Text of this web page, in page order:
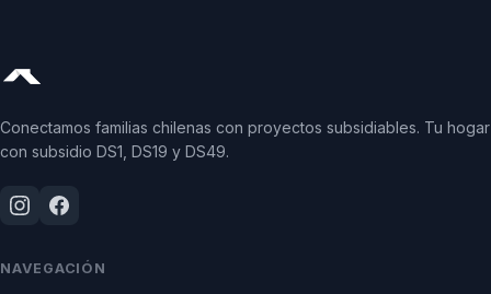
Conectamos familias chilenas con proyectos subsidiables. Tu hogar
con subsidio DS1, DS19 y DS49.
NAVEGACIÓN